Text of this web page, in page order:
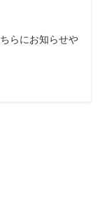
らにお知らせや